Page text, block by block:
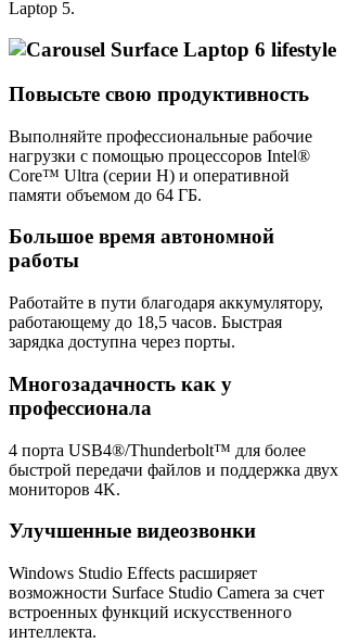
Laptop 5.
Повысьте свою продуктивность
Выполняйте профессиональные рабочие
нагрузки с помощью процессоров Intel®
Core™ Ultra (серии H) и оперативной
памяти объемом до 64 ГБ.
Большое время автономной
работы
Работайте в пути благодаря аккумулятору,
работающему до 18,5 часов. Быстрая
зарядка доступна через порты.
Многозадачность как у
профессионала
4 порта USB4®/Thunderbolt™ для более
быстрой передачи файлов и поддержка двух
мониторов 4K.
Улучшенные видеозвонки
Windows Studio Effects расширяет
возможности Surface Studio Camera за счет
встроенных функций искусственного
интеллекта.